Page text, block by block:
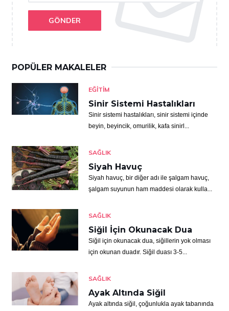
GÖNDER
POPÜLER MAKALELER
EĞITIM
Sinir Sistemi Hastalıkları
Sinir sistemi hastalıkları, sinir sistemi içinde
beyin, beyincik, omurilik, kafa sinirl...
SAĞLIK
Siyah Havuç
Siyah havuç, bir diğer adı ile şalgam havuç,
şalgam suyunun ham maddesi olarak kulla...
SAĞLIK
Siğil İçin Okunacak Dua
Siğil için okunacak dua, siğillerin yok olması
için okunan duadır. Siğil duası 3-5...
SAĞLIK
Ayak Altında Siğil
Ayak altında siğil, çoğunlukla ayak tabanında